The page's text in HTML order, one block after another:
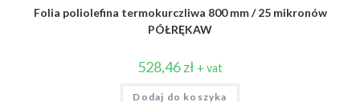
Folia poliolefina termokurczliwa 800 mm / 25 mikronów
PÓŁRĘKAW
528,46zł + vat
Dodaj do koszyka